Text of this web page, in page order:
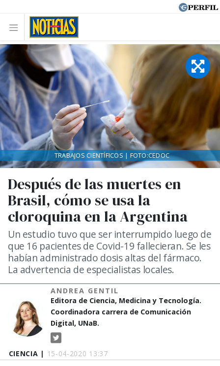
CIENCIA | 15-04-2020 13:37
Después de las muertes en
Brasil, cómo se usa la
cloroquina en la Argentina
Un estudio tuvo que ser interrumpido luego de
que 16 pacientes de Covid-19 fallecieran. Se les
habían administrado dosis altas del fármaco.
La advertencia de especialistas locales.
ANDREA GENTIL
Editora de Ciencia, Medicina y Tecnología.
Coordinadora carrera de Comunicación
Digital, UNaB.
TRABAJOS CIENTÍFICOS | FOTO:CEDOC